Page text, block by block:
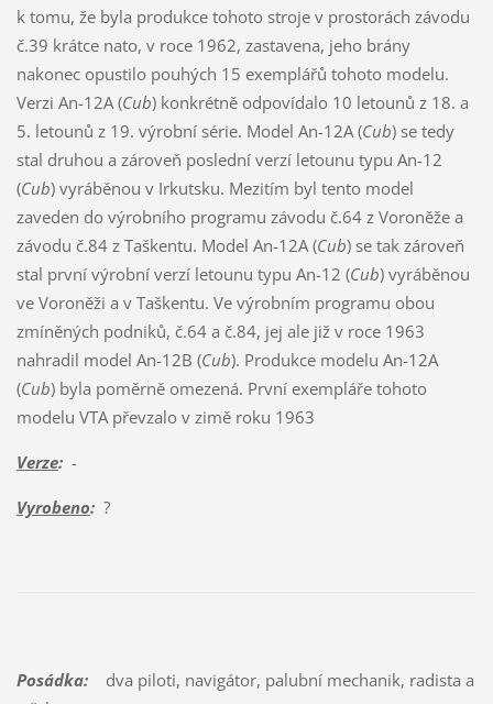
k tomu, že byla produkce tohoto stroje v prostorách závodu
č.39 krátce nato, v roce 1962, zastavena, jeho brány
nakonec opustilo pouhých 15 exemplářů tohoto modelu.
Verzi An-12A (Cub) konkrétně odpovídalo 10 letounů z 18. a
5. letounů z 19. výrobní série. Model An-12A (Cub) se tedy
stal druhou a zároveň poslední verzí letounu typu An-12
(Cub) vyráběnou v Irkutsku. Mezitím byl tento model
zaveden do výrobního programu závodu č.64 z Voroněže a
závodu č.84 z Taškentu. Model An-12A (Cub) se tak zároveň
stal první výrobní verzí letounu typu An-12 (Cub) vyráběnou
ve Voroněži a v Taškentu. Ve výrobním programu obou
zmíněných podniků, č.64 a č.84, jej ale již v roce 1963
nahradil model An-12B (Cub). Produkce modelu An-12A
(Cub) byla poměrně omezená. První exempláře tohoto
modelu VTA převzalo v zimě roku 1963
Verze:-
Vyrobeno:?
Posádka:dva piloti, navigátor, palubní mechanik, radista a